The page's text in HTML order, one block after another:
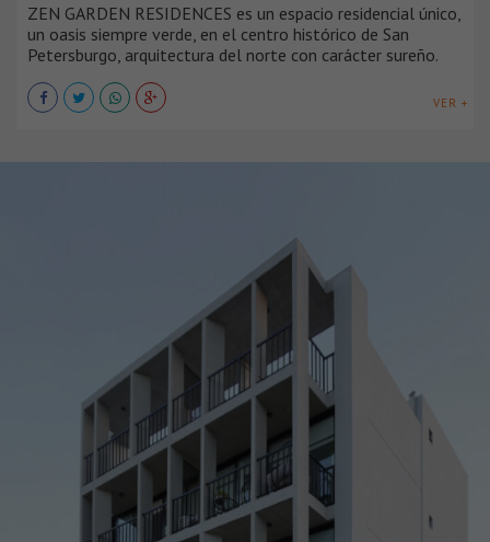
ZEN GARDEN RESIDENCES es un espacio residencial único,
un oasis siempre verde, en el centro histórico de San
Petersburgo, arquitectura del norte con carácter sureño.
VER +